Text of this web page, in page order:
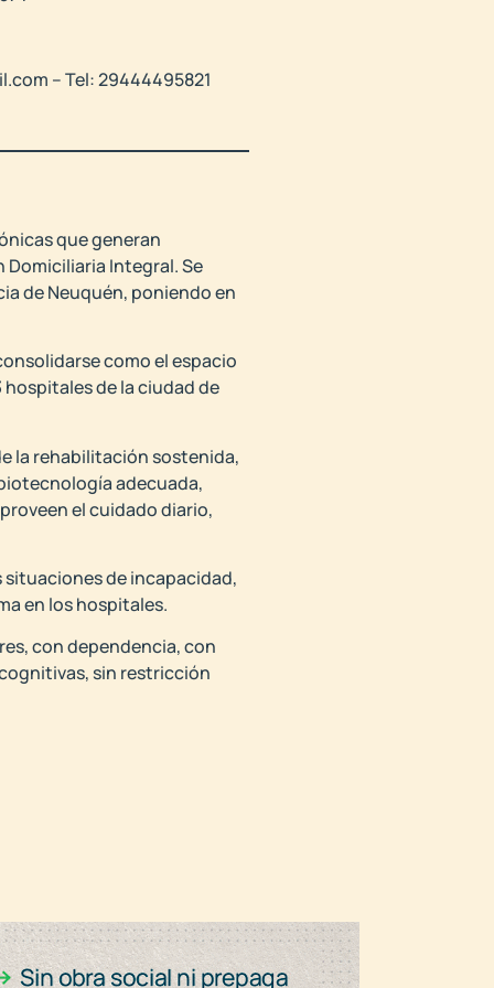
– Tel: 29444495821
que generan
Integral. Se
de Neuquén, poniendo en
como el espacio
de la ciudad de
la rehabilitación sostenida,
adecuada,
el cuidado diario,
situaciones de incapacidad,
en los hospitales.
con dependencia, con
sin restricción